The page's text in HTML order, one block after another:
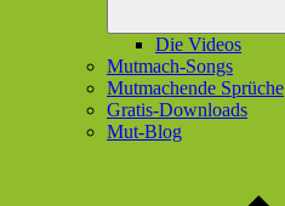
Die Videos
Mutmach-Songs
Mutmachende Sprüche
Gratis-Downloads
Mut-Blog